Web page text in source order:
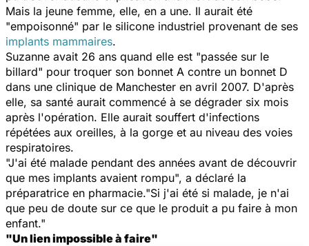
Mais la jeune femme, elle, en a une. Il aurait été
"empoisonné" par le silicone industriel provenant de ses
implants mammaires.
Suzanne avait 26 ans quand elle est "passée sur le
billard" pour troquer son bonnet A contre un bonnet D
dans une clinique de Manchester en avril 2007. D'après
elle, sa santé aurait commencé à se dégrader six mois
après l'opération. Elle aurait souffert d'infections
répétées aux oreilles, à la gorge et au niveau des voies
respiratoires.
"J'ai été malade pendant des années avant de découvrir
que mes implants avaient rompu", a déclaré la
préparatrice en pharmacie."Si j'ai été si malade, je n'ai
que peu de doute sur ce que le produit a pu faire à mon
enfant."
"Un lien impossible à faire"